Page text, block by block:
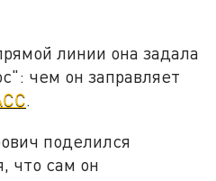
линии она задала
чем он заправляет
.
поделился
что сам он